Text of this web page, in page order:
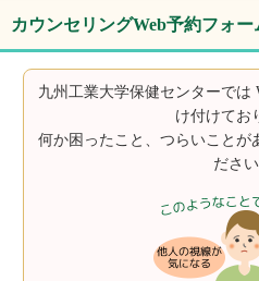
カウンセリングWeb予約フォー
九州工業大学保健センターでは
け付けてお
何か困ったこと、つらいことが
ださい